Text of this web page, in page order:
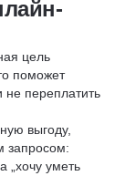
цель
поможет
переплатить
выгоду,
запросом:
„хочу уметь